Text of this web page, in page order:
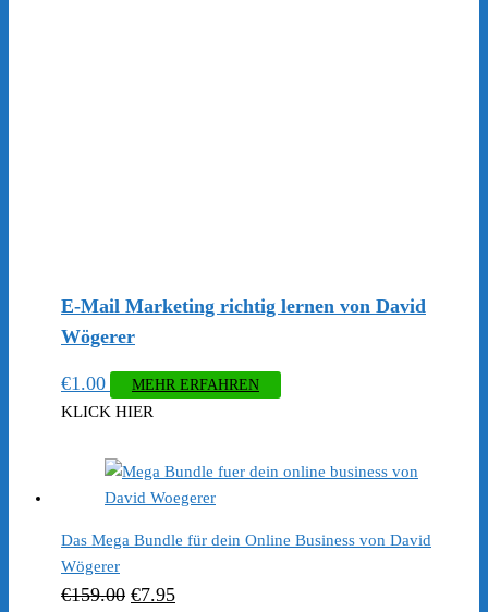
E-Mail Marketing richtig lernen von David
Wögerer
€1.00 MEHR ERFAHREN
KLICK HIER
Das Mega Bundle für dein Online Business von David
Wögerer
€159.00 Ursprünglicher
€7.95Aktueller